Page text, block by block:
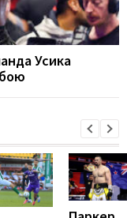
Усика